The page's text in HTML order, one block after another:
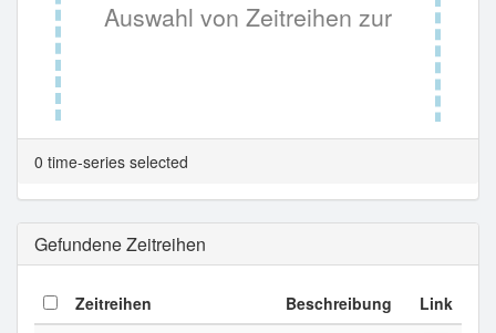
Auswahl von Zeitreihen zur
Tabellenansicht.
0 time-series selected
Gefundene Zeitreihen
Zeitreihen Beschreibung Link